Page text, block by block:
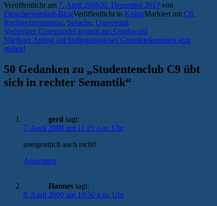
Veröffentlicht am 7. April 200920. Dezember 2017 von
Fleischervorstadt-BlogVeröffentlicht in KulturMarkiert mit C9,
Rechtsextremismus, Sprache, Universität
Beitragsnavigation
Vorheriger Vorheriger
Beitrag:
Covermodel kommt aus Greifswald
Nächster Nächster
Antrag auf bedingungsloses Grundeinkommen jetzt
stellen!
50 Gedanken zu „Studentenclub C9 übt
sich in rechter Semantik“
gerd sagt:
7. April 2009 um 11:25 a.m. Uhr
uneigentlich auch nicht!
Antworten
Hannes sagt:
8. April 2009 um 10:50 a.m. Uhr